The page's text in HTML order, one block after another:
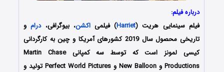
درباره فیلم:
فیلم سینمایی هریت (Harriet) فیلمیاکشن، بیوگرافی،درامو
تاریخی محصول سال 2019 کشورهای آمریکا و چین به کارگردانی
کیسی لمونز است که توسط سه کمپانی Martin Chase
Productions و New Balloon و Perfect World Pictures تولید و